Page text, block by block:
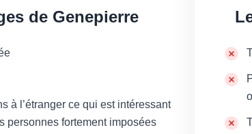
de Genepierre
à l’étranger ce qui est intéressant
personnes fortement imposées